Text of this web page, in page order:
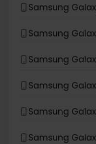
Samsung
Samsung
Samsung
Samsung
Samsung
Samsung